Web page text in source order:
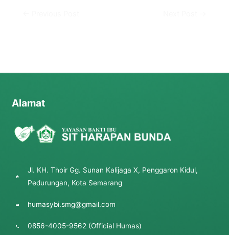
Alamat
Jl. KH. Thoir Gg. Sunan Kalijaga X, Penggaron Kidul,
Pedurungan, Kota Semarang
humasybi.smg@gmail.com
0856-4005-9562 (Official Humas)